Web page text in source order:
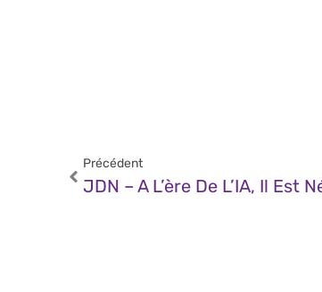
Précédent